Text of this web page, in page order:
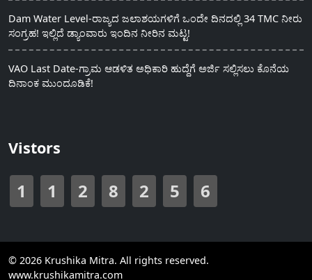
Dam Water Level-ರಾಜ್ಯದ ಜಲಾಶಯಗಳಿಗೆ ಒಂದೇ ದಿನದಲ್ಲಿ 34 TMC ನೀರು
ಸಂಗ್ರಹ! ಇಲ್ಲಿದೆ ಡ್ಯಾಂವಾರು ಇಂದಿನ ನೀರಿನ ಮಟ್ಟ!
VAO Last Date-ಗ್ರಾಮ ಆಡಳಿತ ಅಧಿಕಾರಿ ಹುದ್ದೆಗೆ ಅರ್ಜಿ ಸಲ್ಲಿಸಲು ಕೊನೆಯ
ದಿನಾಂಕ ಮುಂದೂಡಿಕೆ!
Vistors
1 1 2 8 2 5 6
© 2026 Krushika Mitra. All rights reserved.
www.krushikamitra.com